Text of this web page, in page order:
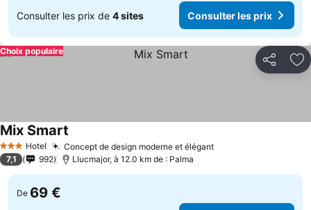
Consulter les prix de 4 sites Consulter les prix
Partager
Choix populaire
3 ÉtoilesHotel Concept de design moderne et élégant
Mix Smart
7,1 992 Llucmajor, à 12.0 km de : Palma
De 69 €